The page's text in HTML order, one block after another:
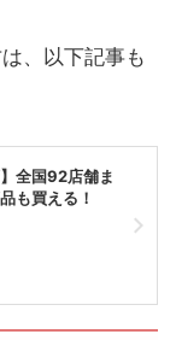
、以下記事も
全国92店舗ま
も買える！